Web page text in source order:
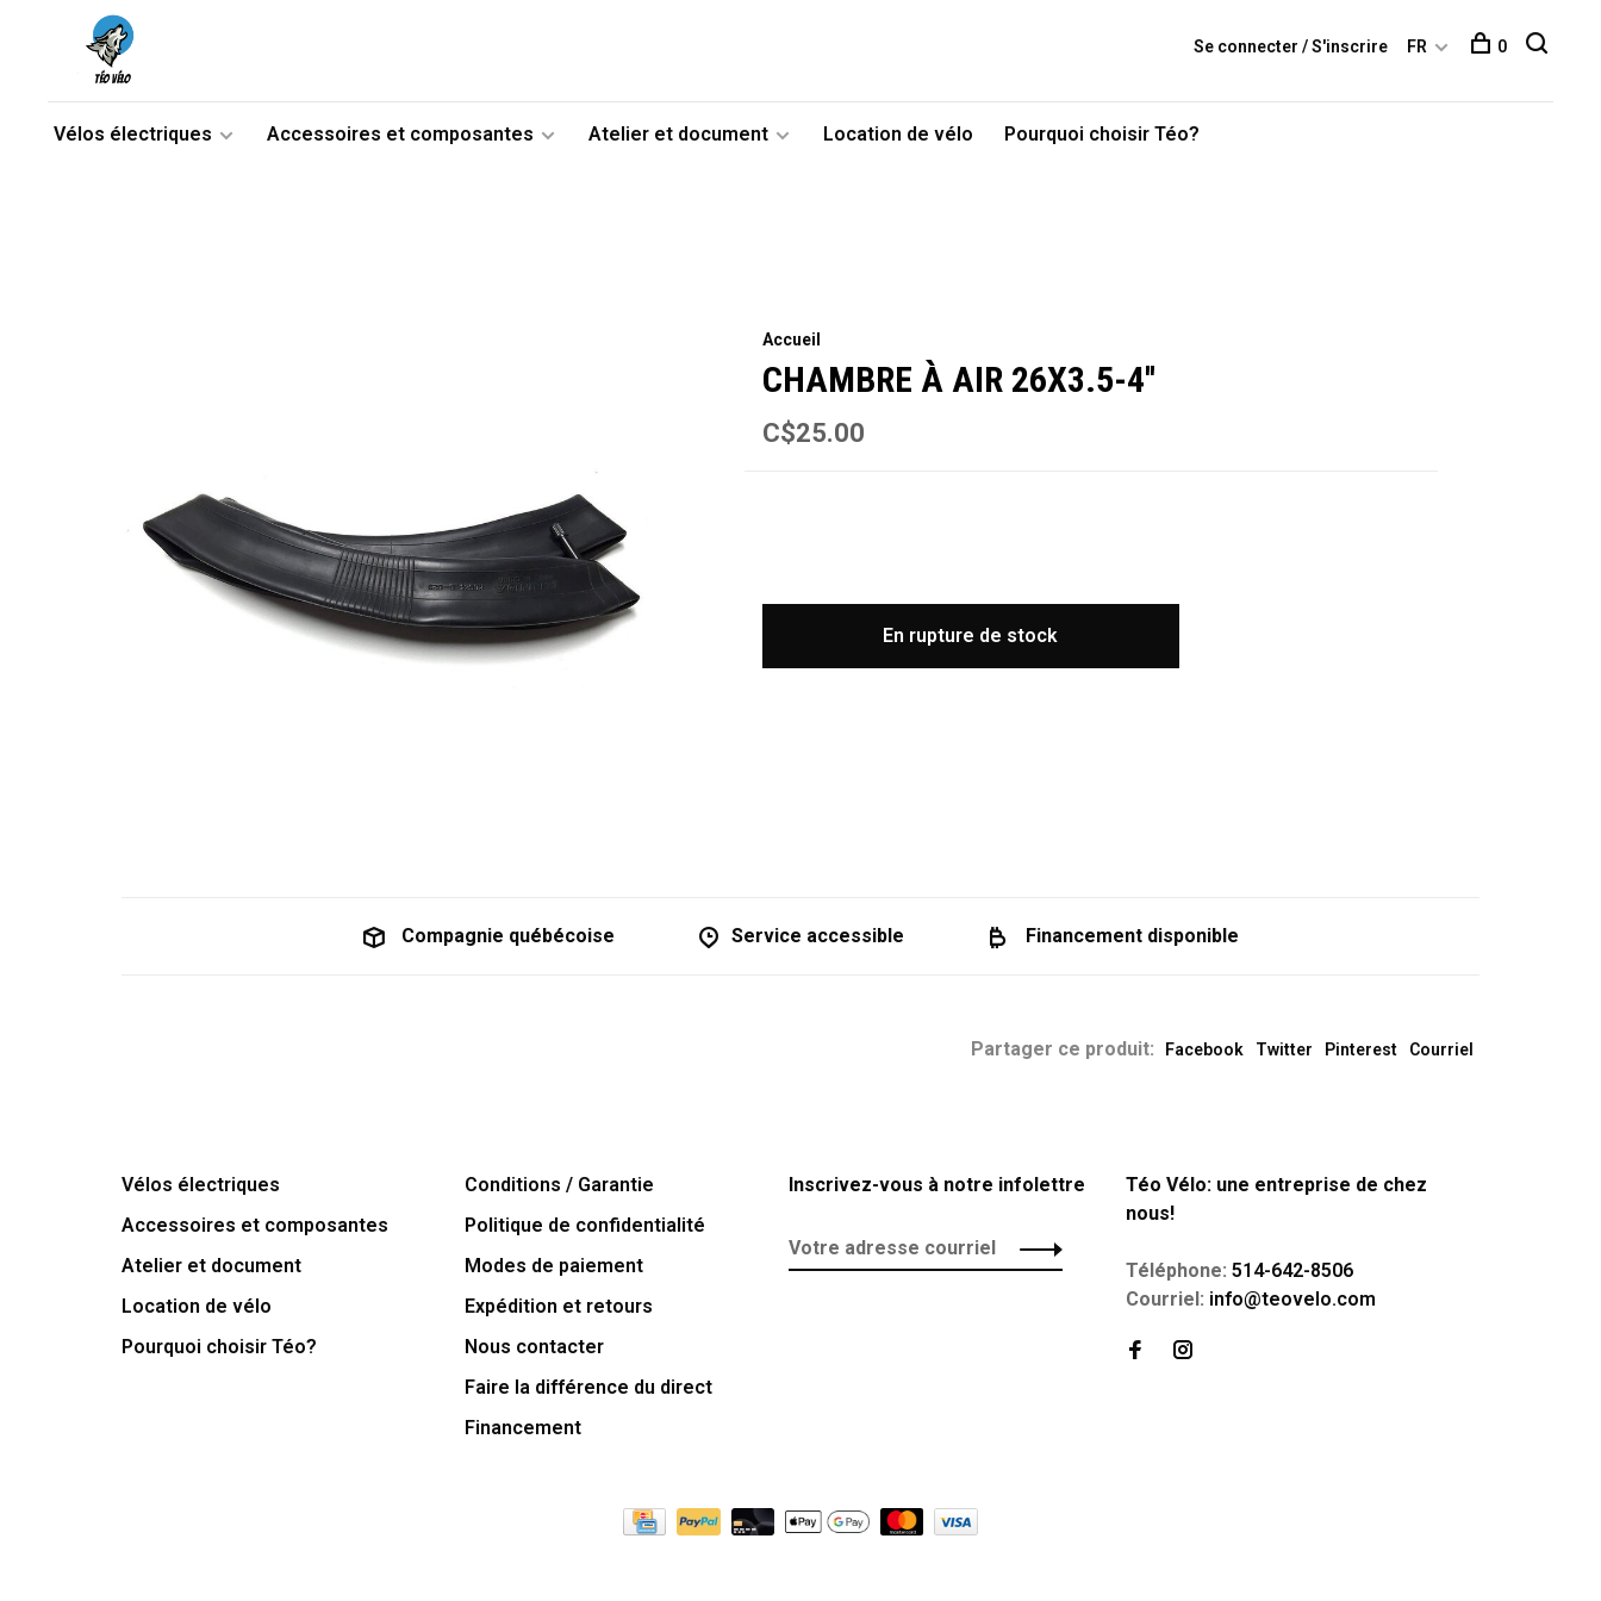
Vélos électriques Accessoires et composantes Atelier et document Location de vélo Pourquoi choisir Téo?
Se connecter / S'inscrire FR 0
Accueil
CHAMBRE À AIR 26X3.5-4''
C$25.00
En rupture de stock
Compagnie québécoise Service accessible Financement disponible
Partager ce produit: Facebook Twitter Pinterest Courriel
Vélos électriques
Accessoires et composantes
Atelier et document
Location de vélo
Pourquoi choisir Téo?
Conditions / Garantie
Politique de confidentialité
Modes de paiement
Expédition et retours
Nous contacter
Faire la différence du direct
Financement
Inscrivez-vous à notre infolettre
Téo Vélo: une entreprise de chez
nous!
Téléphone: 514-642-8506
Courriel: info@teovelo.com